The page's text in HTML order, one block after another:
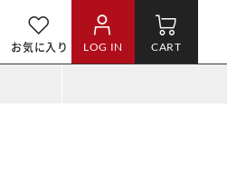
お気に入り LOG IN CART